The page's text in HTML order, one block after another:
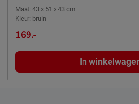
Maat: 43 x 51 x 43 cm
Kleur: bruin
169.-
In